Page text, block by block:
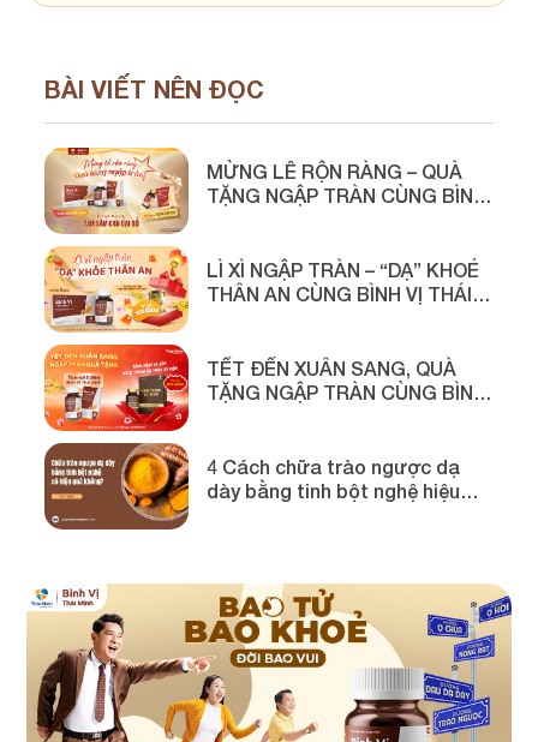
BÀI VIẾT NÊN ĐỌC
MỪNG LỄ RỘN RÀNG – QUÀ
TẶNG NGẬP TRÀN CÙNG BÌNH
LÌ XÌ NGẬP TRÀN – “DẠ” KHOẺ
THÂN AN CÙNG BÌNH VỊ THÁI
TẾT ĐẾN XUÂN SANG, QUÀ
TẶNG NGẬP TRÀN CÙNG BÌNH
4 Cách chữa trào ngược dạ
dày bằng tinh bột nghệ hiệu